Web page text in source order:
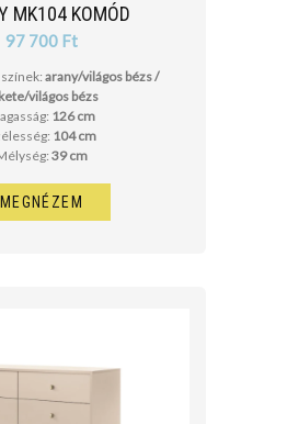
MK104 KOMÓD
97 700 Ft
arany/világos bézs /
világos bézs
126 cm
104 cm
39 cm
MEGNÉZEM